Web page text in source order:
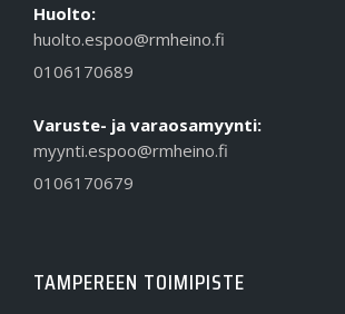
Huolto:
huolto.espoo@rmheino.fi
0106170689
Varuste- ja varaosamyynti:
myynti.espoo@rmheino.fi
0106170679
TAMPEREEN TOIMIPISTE